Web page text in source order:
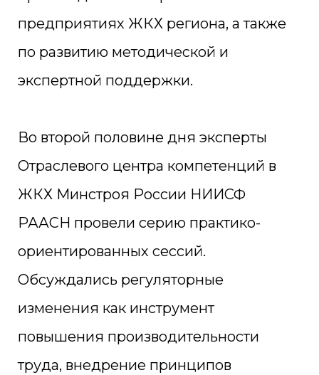
предприятиях ЖКХ региона, а также
по развитию методической и
экспертной поддержки.
Во второй половине дня эксперты
Отраслевого центра компетенций в
ЖКХ Минстроя России НИИСФ
РААСН провели серию практико-
ориентированных сессий.
Обсуждались регуляторные
изменения как инструмент
повышения производительности
труда, внедрение принципов